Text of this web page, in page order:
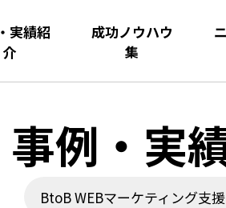
実績紹
介
成功ノウハウ
集
事例・実
BtoB WEBマーケティング支援